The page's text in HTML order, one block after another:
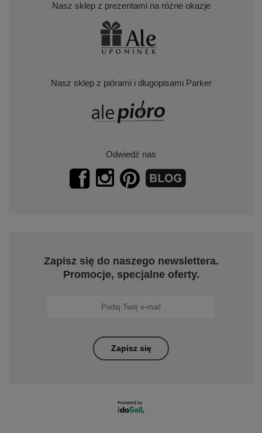
Nasz sklep z prezentami na różne okazje
Nasz sklep z piórami i długopisami Parker
Odwiedź nas
Zapisz się do naszego newslettera.
Promocje, specjalne oferty.
Zapisz się